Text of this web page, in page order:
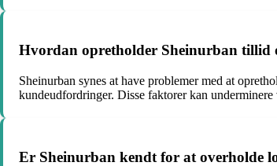
Hvordan opretholder Sheinurban
Sheinurban synes at have problemer med at
kundeudfordringer. Disse faktorer kan
Er Sheinurban kendt for at overholde